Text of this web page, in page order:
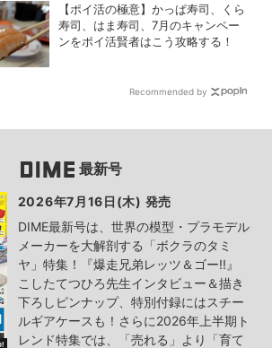
【ポイ活の極意】かっぱ寿司、くら
寿司、はま寿司、7月のキャンペー
ンをポイ活賢者はこう攻略する！
Recommended by
最新号
2026年7月16日(木) 発売
DIME最新号は、世界の模型・プラモデル
メーカーを大解剖する「ボクラのタミ
ヤ」特集！『爆走兄弟レッツ＆ゴー!!』
こしたてつひろ先生インタビュー＆描き
下ろしピンナップ、特別付録にはスチー
ルギアケースも！さらに2026年上半期ト
レンド特集では、「売れる」より「育て